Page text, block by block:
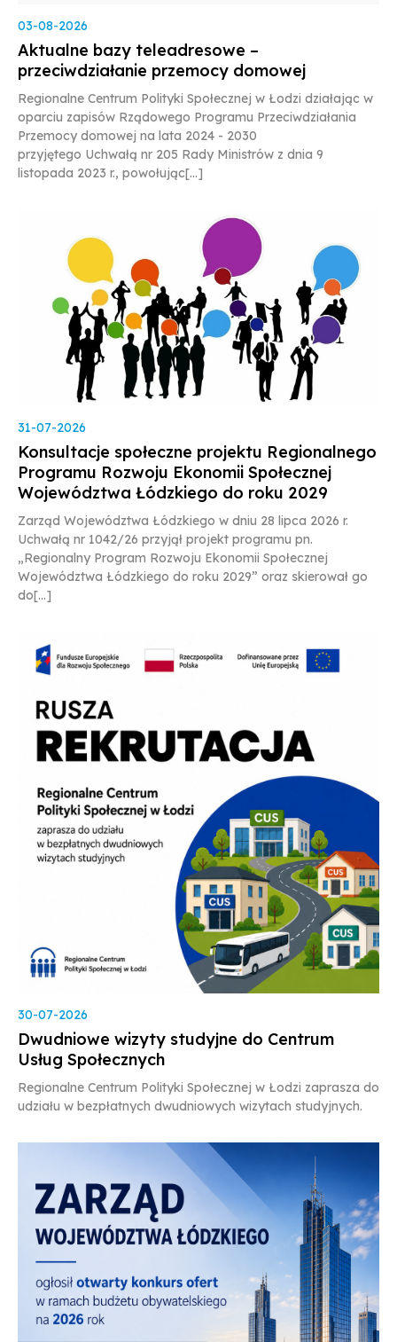
03-08-2026
Aktualne bazy teleadresowe –
przeciwdziałanie przemocy domowej
Regionalne Centrum Polityki Społecznej w Łodzi działając w
oparciu zapisów Rządowego Programu Przeciwdziałania
Przemocy domowej na lata 2024 - 2030
przyjętego Uchwałą nr 205 Rady Ministrów z dnia 9
listopada 2023 r., powołując[...]
31-07-2026
Konsultacje społeczne projektu Regionalnego
Programu Rozwoju Ekonomii Społecznej
Województwa Łódzkiego do roku 2029
Zarząd Województwa Łódzkiego w dniu 28 lipca 2026 r.
Uchwałą nr 1042/26 przyjął projekt programu pn.
„Regionalny Program Rozwoju Ekonomii Społecznej
Województwa Łódzkiego do roku 2029” oraz skierował go
do[...]
30-07-2026
Dwudniowe wizyty studyjne do Centrum
Usług Społecznych
Regionalne Centrum Polityki Społecznej w Łodzi zaprasza do
udziału w bezpłatnych dwudniowych wizytach studyjnych.